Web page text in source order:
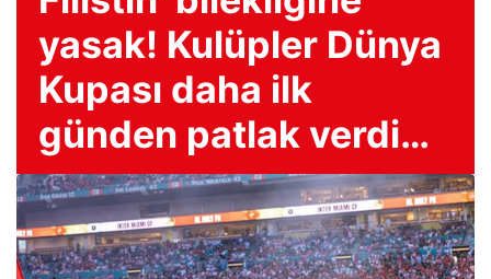
yasak! Kulüpler Dünya
Kupası daha ilk
günden patlak verdi…